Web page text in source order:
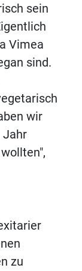
sein
Vimea
sind.
wir
Jahr
zu